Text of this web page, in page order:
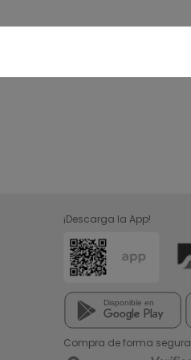
¡Descarga la App!
Compra de forma segura